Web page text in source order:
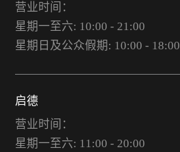
营业时间：
星期一至六: 10:00 - 21:00
星期日及公众假期: 10:00 - 18:00
启德
营业时间：
星期一至六: 11:00 - 20:00